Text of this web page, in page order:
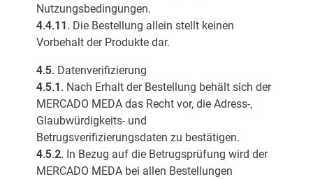
Nutzungsbedingungen.
4.4.11. Die Bestellung allein stellt keinen
Vorbehalt der Produkte dar.
4.5. Datenverifizierung
4.5.1. Nach Erhalt der Bestellung behält sich der
MERCADO MEDA das Recht vor, die Adress-,
Glaubwürdigkeits- und
Betrugsverifizierungsdaten zu bestätigen.
4.5.2. In Bezug auf die Betrugsprüfung wird der
MERCADO MEDA bei allen Bestellungen